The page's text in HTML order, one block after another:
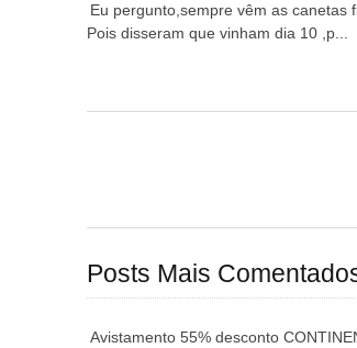
Eu pergunto,sempre vêm as canetas
Pois disseram que vinham dia 10 ,p...
Posts Mais
Avistamento 55% desconto